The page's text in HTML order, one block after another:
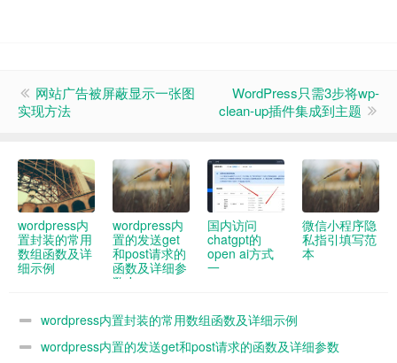
网站广告被屏蔽显示一张图
实现方法
WordPress只需3步将wp-
clean-up插件集成到主题
wordpress内
置封装的常用
数组函数及详
细示例
wordpress内
置的发送get
和post请求的
函数及详细参
数demo
国内访问
chatgpt的
open ai方式
一
微信小程序隐
私指引填写范
本
wordpress内置封装的常用数组函数及详细示例
wordpress内置的发送get和post请求的函数及详细参数